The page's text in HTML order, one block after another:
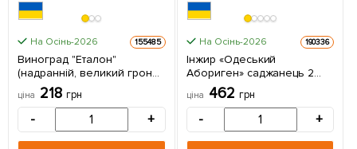
На Осінь-2026 155485
Виноград "Еталон"
(надранній, великий гроно
до 1500гр) 1 саджанець в
упаковці
ціна 218 грн
- +
На Осінь-2026 190336
Інжир «Одеський
Абориген» саджанець 2
роки (ремонтантний,
великоплідний сорт,
середній термін
дозрівання) 1 саджанець в
упаковці
ціна 462 грн
- +